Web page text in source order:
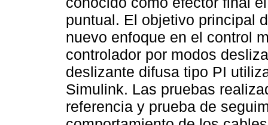
puntual. El objetivo principal
nuevo enfoque en el control
controlador por modos
deslizante difusa tipo PI
Simulink. Las pruebas
referencia y prueba de